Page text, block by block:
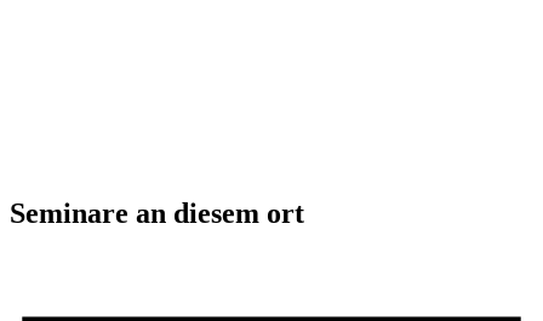
Seminare an diesem ort